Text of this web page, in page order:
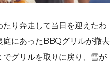
り奔走して当日を迎えたわ
庭にあったBBQグリルが撤去
グリルを取りに戻り、雪が